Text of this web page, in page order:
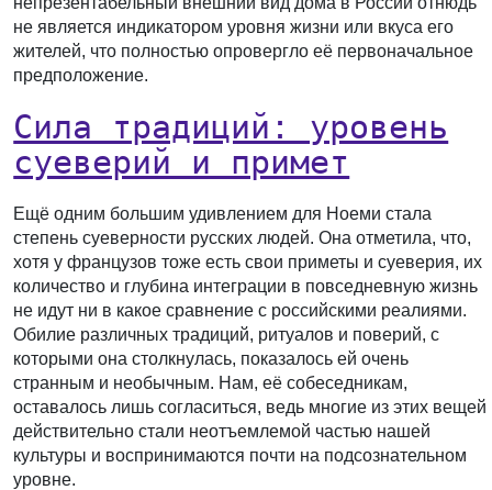
не является индикатором уровня жизни или вкуса его
жителей, что полностью опровергло её первоначальное
предположение.
Сила традиций: уровень
суеверий и примет
Ещё одним большим удивлением для Ноеми стала
степень суеверности русских людей. Она отметила, что,
хотя у французов тоже есть свои приметы и суеверия, их
количество и глубина интеграции в повседневную жизнь
не идут ни в какое сравнение с российскими реалиями.
Обилие различных традиций, ритуалов и поверий, с
которыми она столкнулась, показалось ей очень
странным и необычным. Нам, её собеседникам,
оставалось лишь согласиться, ведь многие из этих вещей
действительно стали неотъемлемой частью нашей
культуры и воспринимаются почти на подсознательном
уровне.